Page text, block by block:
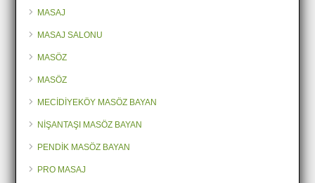
MASAJ
MASAJ SALONU
MASÖZ
MASÖZ
MECİDİYEKÖY MASÖZ BAYAN
NİŞANTAŞI MASÖZ BAYAN
PENDİK MASÖZ BAYAN
PRO MASAJ